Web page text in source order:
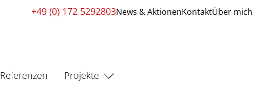
+49 (0) 172 5292803News & AktionenKontaktÜber mich
Referenzen Projekte